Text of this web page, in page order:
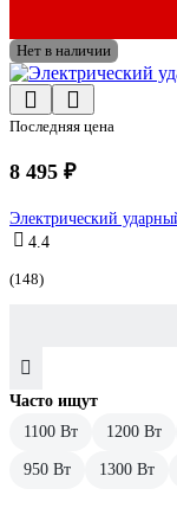
Нет в наличии
Последняя цена
8 495 ₽
Электрический
4.4
(148)
Часто ищут
1100 Вт
1200 Вт
950 Вт 1300 Вт